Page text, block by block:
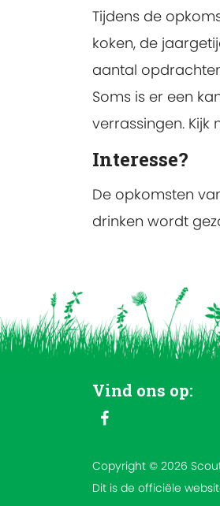
Tijdens de
koken, de
aantal
Soms is er een
verrassingen. Kijk
Interesse?
De opkomsten
drinken wordt
Vind ons op:
Copyright © 2026
Dit is de officiële